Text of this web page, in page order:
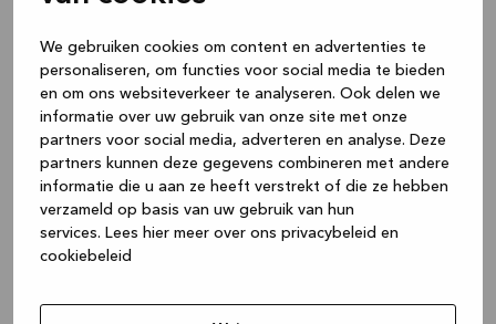
We gebruiken cookies om content en advertenties te
personaliseren, om functies voor social media te bieden
en om ons websiteverkeer te analyseren. Ook delen we
informatie over uw gebruik van onze site met onze
partners voor social media, adverteren en analyse. Deze
partners kunnen deze gegevens combineren met andere
informatie die u aan ze heeft verstrekt of die ze hebben
verzameld op basis van uw gebruik van hun
services. Lees hier meer over ons privacybeleid en
cookiebeleid